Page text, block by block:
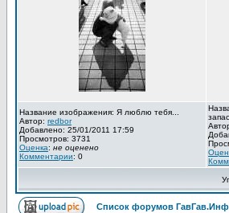
Название изображения: Я люблю тебя...
Автор: redbor
Добавлено: 25/01/2011 17:59
Просмотров: 3731
Оценка: не оценено
Комментарии: 0
Список форумов